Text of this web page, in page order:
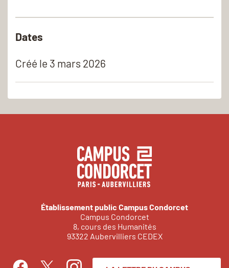
Dates
Créé le 3 mars 2026
Établissement public Campus Condorcet
Campus Condorcet
8, cours des Humanités
93322 Aubervilliers CEDEX